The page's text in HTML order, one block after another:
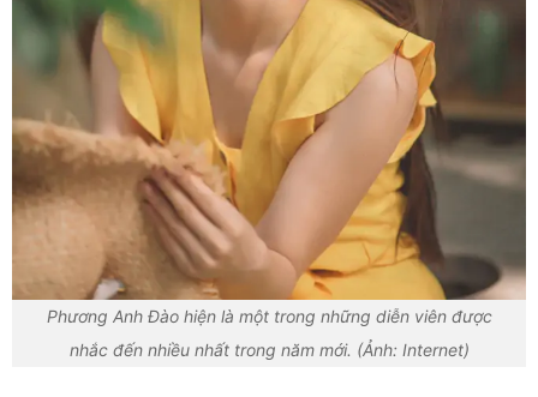
Phương Anh Đào hiện là một trong những diễn viên được
nhắc đến nhiều nhất trong năm mới. (Ảnh: Internet)